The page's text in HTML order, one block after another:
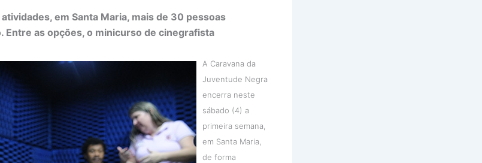
em Santa Maria, mais de 30 pessoas
Entre as opções, o minicurso de cinegrafista
A Caravana da
Juventude Negra
encerra neste
sábado (4) a
primeira semana,
em Santa Maria,
de forma